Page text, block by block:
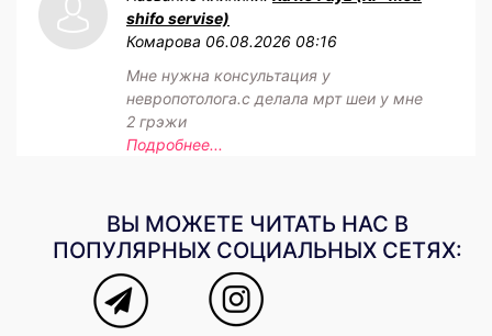
shifo servise)
Комарова 06.08.2026 08:16
Мне нужна консультация у
невропотолога.с делала мрт шеи у мне
2 грэжи
Подробнее...
ВЫ МОЖЕТЕ ЧИТАТЬ НАС В
ПОПУЛЯРНЫХ СОЦИАЛЬНЫХ СЕТЯХ: